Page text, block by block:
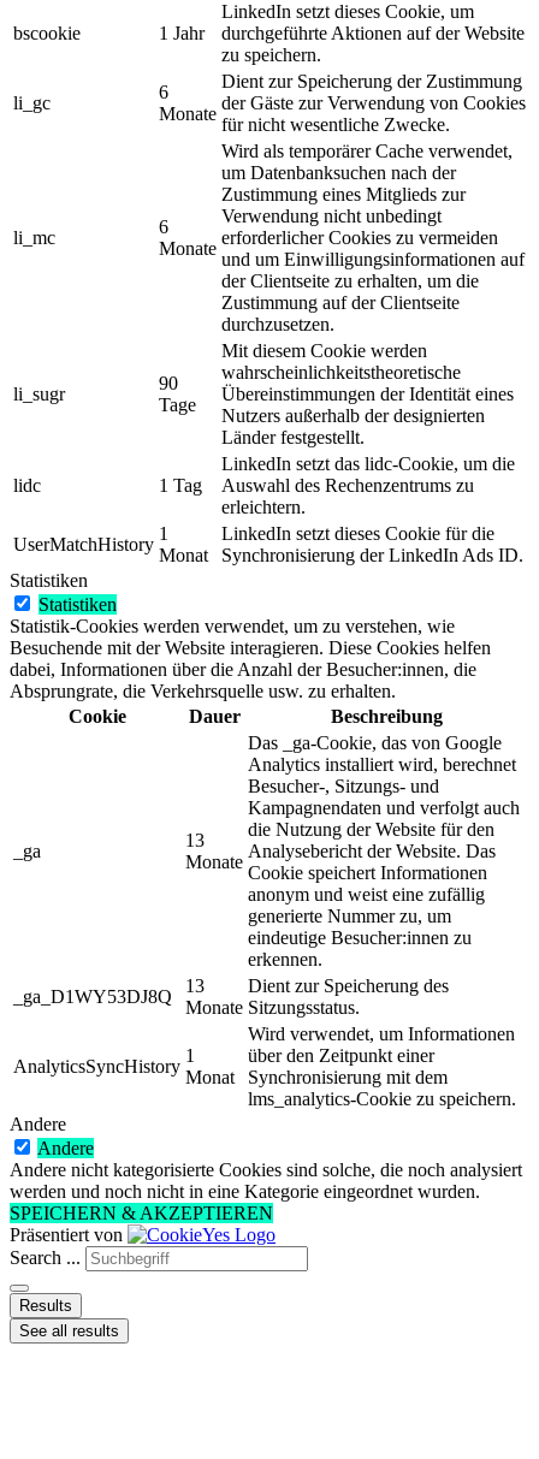
bscookie 1 Jahr
LinkedIn setzt dieses Cookie, um
durchgeführte Aktionen auf der Website
zu speichern.
li_gc
6
Monate
Dient zur Speicherung der Zustimmung
der Gäste zur Verwendung von Cookies
für nicht wesentliche Zwecke.
li_mc
6
Monate
Wird als temporärer Cache verwendet,
um Datenbanksuchen nach der
Zustimmung eines Mitglieds zur
Verwendung nicht unbedingt
erforderlicher Cookies zu vermeiden
und um Einwilligungsinformationen auf
der Clientseite zu erhalten, um die
Zustimmung auf der Clientseite
durchzusetzen.
li_sugr
90
Tage
Mit diesem Cookie werden
wahrscheinlichkeitstheoretische
Übereinstimmungen der Identität eines
Nutzers außerhalb der designierten
Länder festgestellt.
lidc 1 Tag
LinkedIn setzt das lidc-Cookie, um die
Auswahl des Rechenzentrums zu
erleichtern.
UserMatchHistory
1
Monat
LinkedIn setzt dieses Cookie für die
Synchronisierung der LinkedIn Ads ID.
Statistiken
Statistiken
Statistik-Cookies werden verwendet, um zu verstehen, wie
Besuchende mit der Website interagieren. Diese Cookies helfen
dabei, Informationen über die Anzahl der Besucher:innen, die
Absprungrate, die Verkehrsquelle usw. zu erhalten.
Cookie
Dauer Beschreibung
_ga
13
Monate
Das _ga-Cookie, das von Google
Analytics installiert wird, berechnet
Besucher-, Sitzungs- und
Kampagnendaten und verfolgt auch
die Nutzung der Website für den
Analysebericht der Website. Das
Cookie speichert Informationen
anonym und weist eine zufällig
generierte Nummer zu, um
eindeutige Besucher:innen zu
erkennen.
_ga_D1WY53DJ8Q
13
Monate
Dient zur Speicherung des
Sitzungsstatus.
AnalyticsSyncHistory
1
Monat
Wird verwendet, um Informationen
über den Zeitpunkt einer
Synchronisierung mit dem
lms_analytics-Cookie zu speichern.
Andere
Andere
Andere nicht kategorisierte Cookies sind solche, die noch analysiert
werden und noch nicht in eine Kategorie eingeordnet wurden.
SPEICHERN & AKZEPTIEREN
Präsentiert von
Search ...
Results
See all results